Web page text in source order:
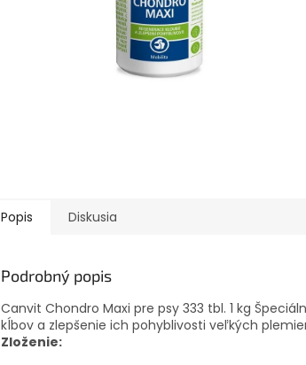
Popis Diskusia
Podrobný popis
Canvit Chondro Maxi pre psy 333 tbl. 1 kg
kĺbov a zlepšenie ich pohyblivosti veľkých
Zloženie: